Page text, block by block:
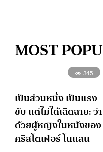
MOST
345
เป็นส่วนหนึ่ง เป็นแรง
ขับ แต่ไม่ได้เฉิดฉาย: ว่า
ด้วยผู้หญิงในหนังของ
คริสโตเฟอร์ โนแลน